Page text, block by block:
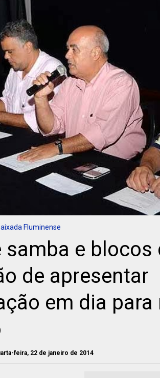
Fluminense
samba e blocos
de apresentar
em dia para
feira, 22 de janeiro de 2014